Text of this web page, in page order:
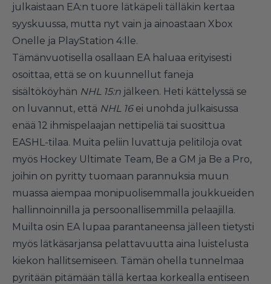
julkaistaan EA:n tuore lätkäpeli tälläkin kertaa
syyskuussa, mutta nyt vain ja ainoastaan Xbox
Onelle ja PlayStation 4:lle.
Tämänvuotisella osallaan EA haluaa erityisesti
osoittaa, että se on kuunnellut faneja
sisältököyhän NHL 15:n jälkeen. Heti kättelyssä se
on luvannut, että NHL 16ei unohda julkaisussa
enää 12 ihmispelaajan nettipeliä tai suosittua
EASHL-tilaa. Muita peliin luvattuja pelitiloja ovat
myös Hockey Ultimate Team, Be a GM ja Be a Pro,
joihin on pyritty tuomaan parannuksia muun
muassa aiempaa monipuolisemmalla joukkueiden
hallinnoinnilla ja persoonallisemmilla pelaajilla.
Muilta osin EA lupaa parantaneensa jälleen tietysti
myös lätkäsarjansa pelattavuutta aina luistelusta
kiekon hallitsemiseen. Tämän ohella tunnelmaa
pyritään pitämään tällä kertaa korkealla entiseen